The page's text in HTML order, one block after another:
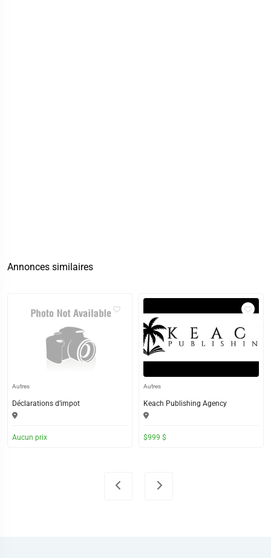
Annonces similaires
Autres
Déclarations d’impot
Aucun prix
Autres
Keach Publishing Agency
$999 $